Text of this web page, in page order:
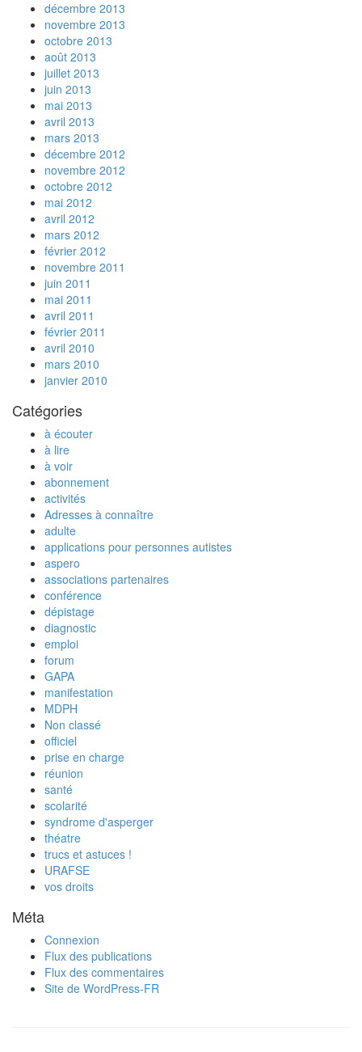
décembre 2013
novembre 2013
octobre 2013
août 2013
juillet 2013
juin 2013
mai 2013
avril 2013
mars 2013
décembre 2012
novembre 2012
octobre 2012
mai 2012
avril 2012
mars 2012
février 2012
novembre 2011
juin 2011
mai 2011
avril 2011
février 2011
avril 2010
mars 2010
janvier 2010
Catégories
à écouter
à lire
à voir
abonnement
activités
Adresses à connaître
adulte
applications pour personnes autistes
aspero
associations partenaires
conférence
dépistage
diagnostic
emploi
forum
GAPA
manifestation
MDPH
Non classé
officiel
prise en charge
réunion
santé
scolarité
syndrome d'asperger
théatre
trucs et astuces !
URAFSE
vos droits
Méta
Connexion
Flux des publications
Flux des commentaires
Site de WordPress-FR